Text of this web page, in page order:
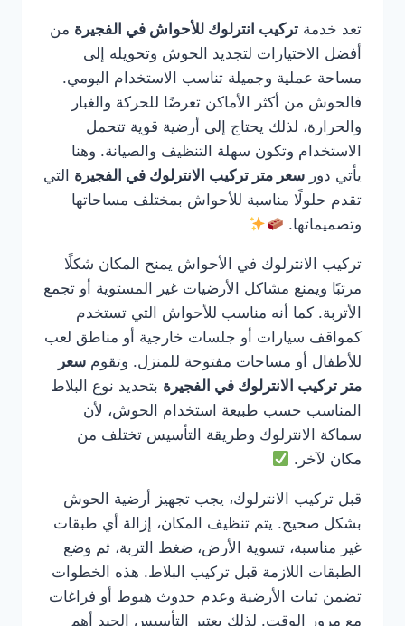
تعد خدمة تركيب انترلوك للأحواش في الفجيرة من
أفضل الاختيارات لتجديد الحوش وتحويله إلى
مساحة عملية وجميلة تناسب الاستخدام اليومي.
فالحوش من أكثر الأماكن تعرضًا للحركة والغبار
والحرارة، لذلك يحتاج إلى أرضية قوية تتحمل
الاستخدام وتكون سهلة التنظيف والصيانة. وهنا
يأتي دور سعر متر تركيب الانترلوك في الفجيرة التي
تقدم حلولًا مناسبة للأحواش بمختلف مساحاتها
وتصميماتها.
تركيب الانترلوك في الأحواش يمنح المكان شكلًا
مرتبًا ويمنع مشاكل الأرضيات غير المستوية أو تجمع
الأتربة. كما أنه مناسب للأحواش التي تستخدم
كمواقف سيارات أو جلسات خارجية أو مناطق لعب
للأطفال أو مساحات مفتوحة للمنزل. وتقوم سعر
متر تركيب الانترلوك في الفجيرة بتحديد نوع البلاط
المناسب حسب طبيعة استخدام الحوش، لأن
سماكة الانترلوك وطريقة التأسيس تختلف من
مكان لآخر.
قبل تركيب الانترلوك، يجب تجهيز أرضية الحوش
بشكل صحيح. يتم تنظيف المكان، إزالة أي طبقات
غير مناسبة، تسوية الأرض، ضغط التربة، ثم وضع
الطبقات اللازمة قبل تركيب البلاط. هذه الخطوات
تضمن ثبات الأرضية وعدم حدوث هبوط أو فراغات
مع مرور الوقت. لذلك يعتبر التأسيس الجيد أهم